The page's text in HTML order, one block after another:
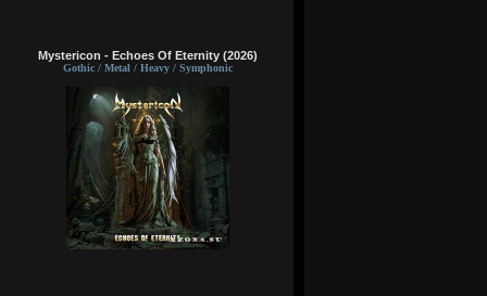
Mystericon - Echoes Of Eternity (2026)
Gothic / Metal / Heavy / Symphonic